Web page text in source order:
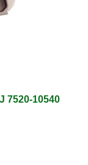
7520-10540